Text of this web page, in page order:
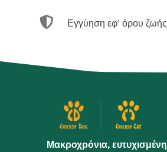
 Εγγύηση εφ’ όρου ζωής
Μακροχρόνια, ευτυχισμένη